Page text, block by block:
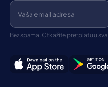
Bez spama. Otkažite pretplatu u